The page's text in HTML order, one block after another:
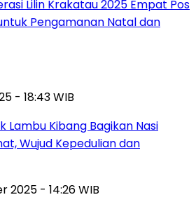
Lilin Krakatau 2025 Empat Pos
Pengamanan Natal dan
- 18:43 WIB
Lambu Kibang Bagikan Nasi
Wujud Kepedulian dan
2025 - 14:26 WIB